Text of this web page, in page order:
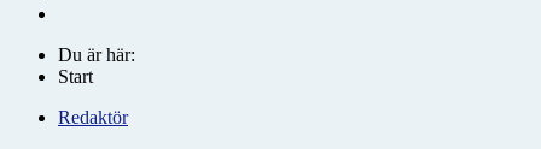
Du är här:
Start
Redaktör